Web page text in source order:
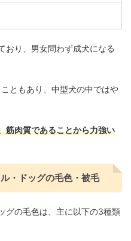
おり、男女問わず成犬になる
ともあり、中型犬の中ではや
筋肉質であることから力強い
・ドッグの毛色・被毛
グの毛色は、主に以下の3種類